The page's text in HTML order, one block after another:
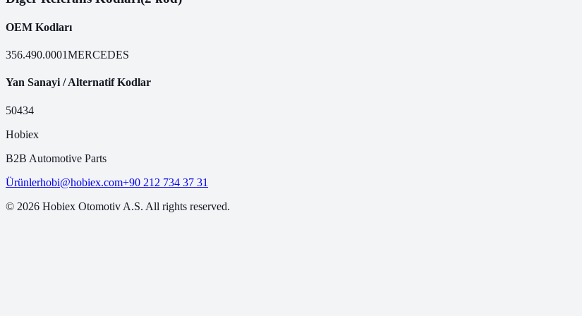
OEM Kodları
356.490.0001MERCEDES
Yan Sanayi / Alternatif Kodlar
50434
Hobiex
B2B Automotive Parts
Ürünlerhobi@hobiex.com+90 212 734 37 31
© 2026 Hobiex Otomotiv A.S. All rights reserved.